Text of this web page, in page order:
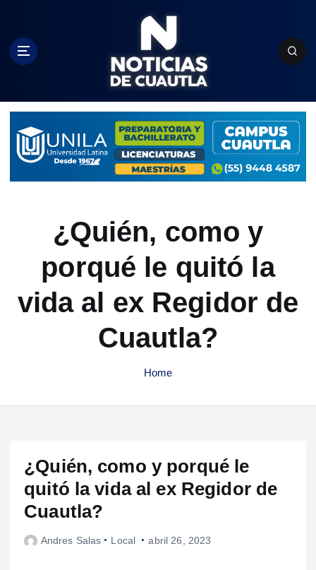
c
¿Quién, como y
porqué le quitó la
vida al ex Regidor de
Cuautla?
Home
¿Quién, como y porqué le
quitó la vida al ex Regidor de
Cuautla?
Andres Salas Local abril 26, 2023